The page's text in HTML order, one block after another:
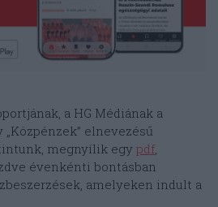
a HG Médiának a
elnevezésű
megnyílik egypdf,
évenkénti bontásban
amelyeken indult a